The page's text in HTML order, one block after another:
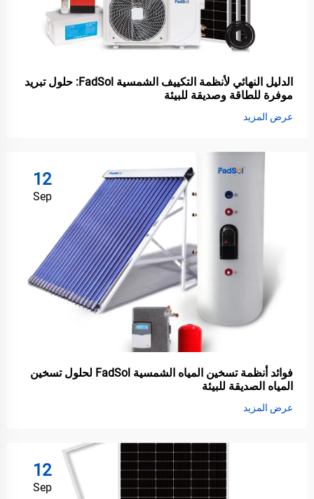
الدليل النهائي لأنظمة التكييف الشمسية FadSol: حلول تبريد
موفرة للطاقة وصديقة للبيئة
عرض المزيد
12
Sep
فوائد أنظمة تسخين المياه الشمسية FadSol لحلول تسخين
المياه الصديقة للبيئة
عرض المزيد
12
Sep